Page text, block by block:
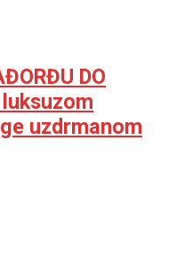
DO
uzdrmanom